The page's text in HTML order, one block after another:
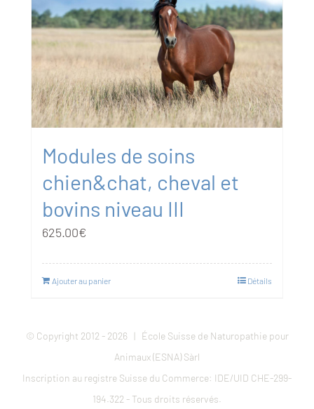
Modules de soins
chien&chat, cheval et
bovins niveau III
625.00€
Ajouter au panier Détails
© Copyright 2012 - 2026 | École Suisse de Naturopathie pour
Animaux (ESNA) Sàrl
Inscription au registre Suisse du Commerce: IDE/UID CHE-299-
194.322 - Tous droits réservés.